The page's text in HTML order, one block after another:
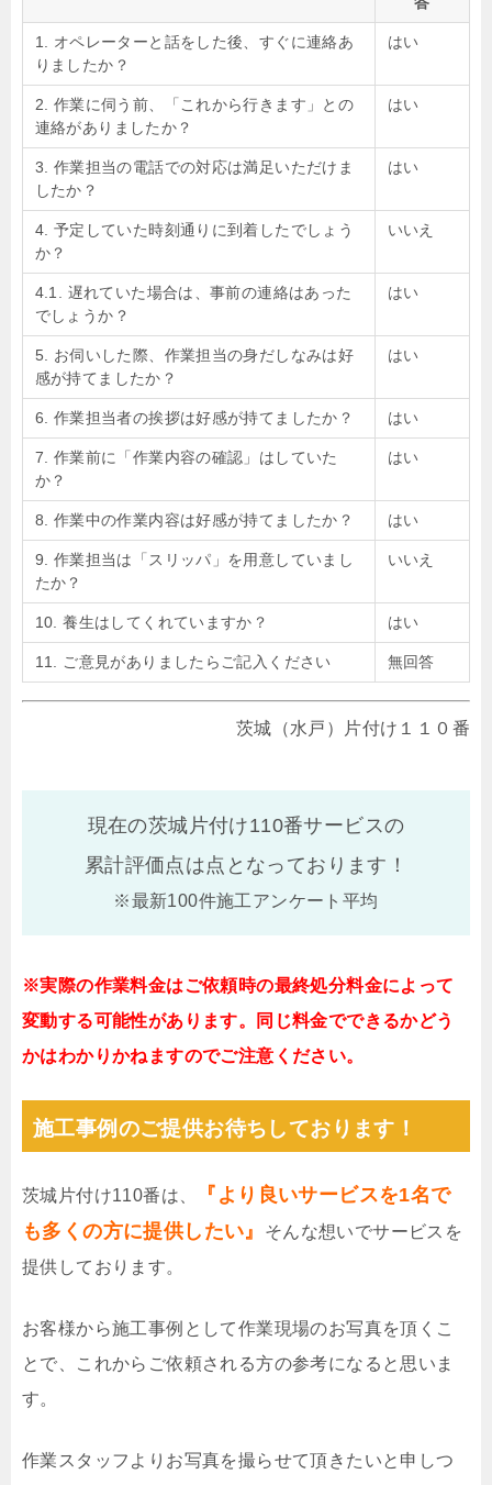
1. オペレーターと話をした後、すぐに連絡あ
りましたか？
はい
2. 作業に伺う前、「これから行きます」との
連絡がありましたか？
はい
3. 作業担当の電話での対応は満足いただけま
したか？
はい
4. 予定していた時刻通りに到着したでしょう
か？
いいえ
4.1. 遅れていた場合は、事前の連絡はあった
でしょうか？
はい
5. お伺いした際、作業担当の身だしなみは好
感が持てましたか？
はい
6. 作業担当者の挨拶は好感が持てましたか？ はい
7. 作業前に「作業内容の確認」はしていた
か？
はい
8. 作業中の作業内容は好感が持てましたか？ はい
9. 作業担当は「スリッパ」を用意していまし
たか？
いいえ
10. 養生はしてくれていますか？ はい
11. ご意見がありましたらご記入ください 無回答
茨城（水戸）片付け１１０番
現在の茨城片付け110番サービスの
累計評価点は点となっております！
※最新100件施工アンケート平均
※実際の作業料金はご依頼時の最終処分料金によって
変動する可能性があります。同じ料金でできるかどう
かはわかりかねますのでご注意ください。
施工事例のご提供お待ちしております！
茨城片付け110番は、
『より良いサービスを1名で
も多くの方に提供したい』
そんな想いでサービスを
提供しております。
お客様から施工事例として作業現場のお写真を頂くこ
とで、これからご依頼される方の参考になると思いま
す。
作業スタッフよりお写真を撮らせて頂きたいと申しつ